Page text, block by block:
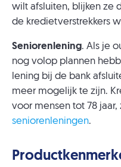
wilt afsluiten, blijken ze
de kredietverstrekkers
Seniorenlening. Als je
nog volop plannen
lening bij de bank
meer mogelijk te zijn.
voor mensen tot 78 jaar,
seniorenleningen.